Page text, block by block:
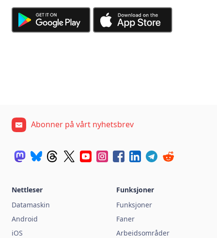
Abonner på vårt nyhetsbrev
Nettleser
Datamaskin
Android
iOS
Funksjoner
Funksjoner
Faner
Arbeidsområder